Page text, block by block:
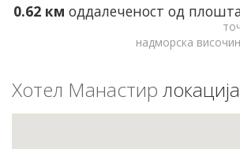
0.62 км оддалеченост од
надморска
Хотел Манастир